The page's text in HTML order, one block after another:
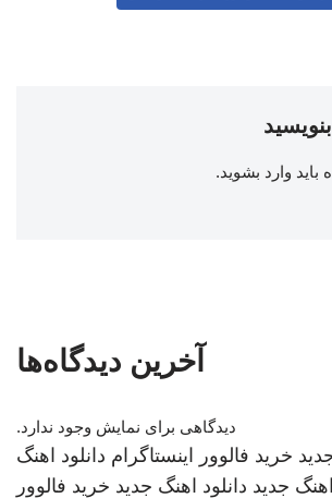
باید وارد بشوید.
آخرین دیدگاه‌ها
دیدگاهی برای نمایش وجود ندارد.
خرید فالوور اینستاگرام دانلود اهنگ
اهنگ جدید دانلود اهنگ جدید خرید فالوور